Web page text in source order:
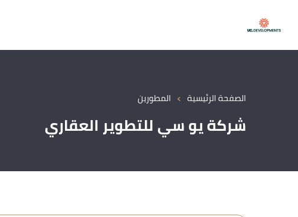
الصفحة الرئيسية › المطورين
شركة يو سي للتطوير العقاري